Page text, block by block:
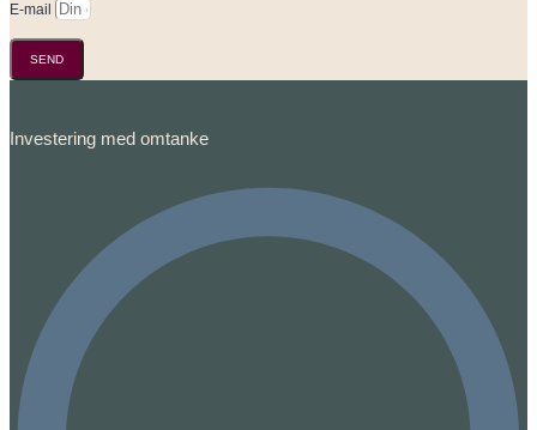
E-mail
SEND
Investering med omtanke